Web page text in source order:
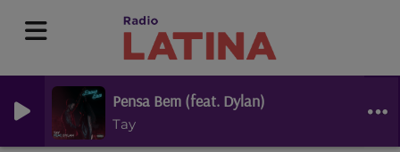
Pensa Bem (feat. Dylan)
Tay